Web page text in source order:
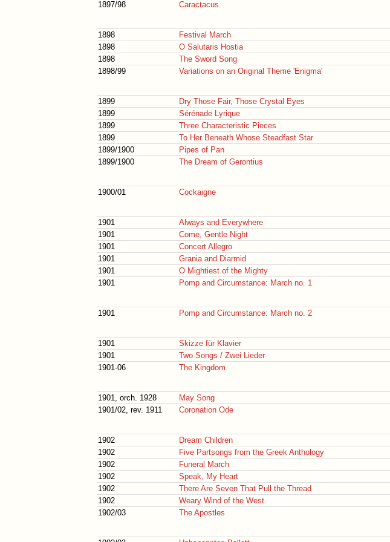
1897/98
Caractacus
1898 Festival March
1898
O Salutaris Hostia
1898
The Sword Song
1898/99
Variations on an Original Theme 'Enigma'
1899 Dry Those Fair, Those Crystal Eyes
1899
Sérénade Lyrique
1899
Three Characteristic Pieces
1899
To Her Beneath Whose Steadfast Star
1899/1900
Pipes of Pan
1899/1900
The Dream of Gerontius
1900/01 Cockaigne
1901 Always and Everywhere
1901
Come, Gentle Night
1901
Concert Allegro
1901
Grania and Diarmid
1901
O Mightiest of the Mighty
1901
Pomp and Circumstance: March no. 1
1901 Pomp and Circumstance: March no. 2
1901 Skizze für Klavier
1901
Two Songs / Zwei Lieder
1901-06
The Kingdom
1901, orch. 1928 May Song
1901/02, rev. 1911
Coronation Ode
1902 Dream Children
1902
Five Partsongs from the Greek Anthology
1902
Funeral March
1902
Speak, My Heart
1902
There Are Seven That Pull the Thread
1902
Weary Wind of the West
1902/03
The Apostles